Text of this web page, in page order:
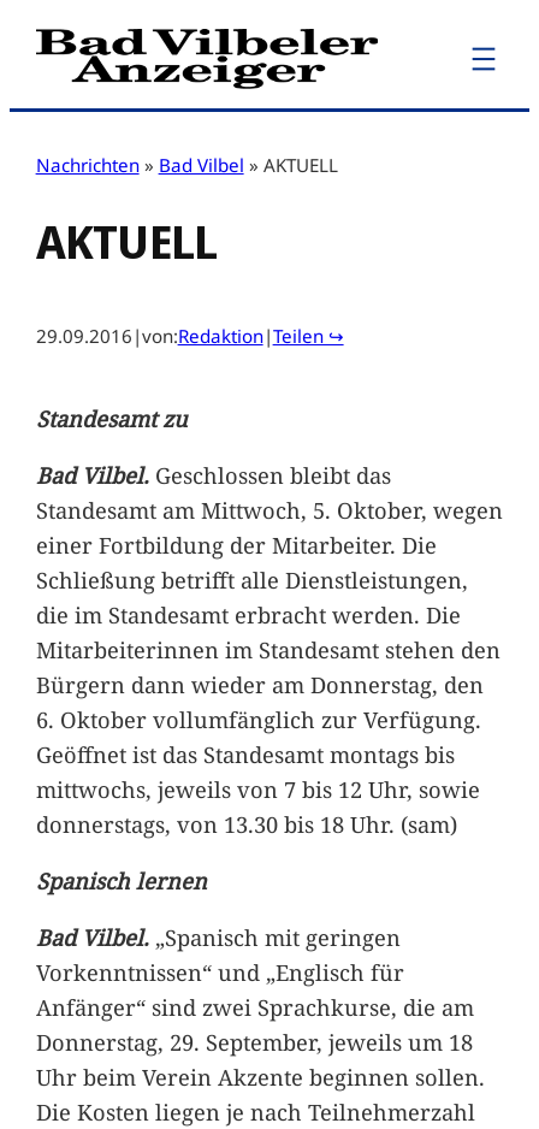
Zum
Inhalt
Nachrichten » Bad Vilbel » AKTUELL
AKTUELL
29.09.2016 |von:Redaktion|Teilen ↪
Standesamt zu
Bad Vilbel. Geschlossen bleibt das
Standesamt am Mittwoch, 5. Oktober, wegen
einer Fortbildung der Mitarbeiter. Die
Schließung betrifft alle Dienstleistungen,
die im Standesamt erbracht werden. Die
Mitarbeiterinnen im Standesamt stehen den
Bürgern dann wieder am Donnerstag, den
6. Oktober vollumfänglich zur Verfügung.
Geöffnet ist das Standesamt montags bis
mittwochs, jeweils von 7 bis 12 Uhr, sowie
donnerstags, von 13.30 bis 18 Uhr. (sam)
Spanisch lernen
Bad Vilbel.„Spanisch mit geringen
Vorkenntnissen“ und „Englisch für
Anfänger“ sind zwei Sprachkurse, die am
Donnerstag, 29. September, jeweils um 18
Uhr beim Verein Akzente beginnen sollen.
Die Kosten liegen je nach Teilnehmerzahl